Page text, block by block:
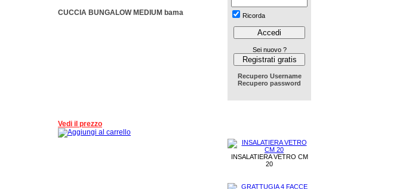
Ricorda
Sei nuovo ?
Recupero Username
Recupero password
INSALATIERA VETRO CM
20
CUCCIA BUNGALOW MEDIUM bama
Vedi il prezzo